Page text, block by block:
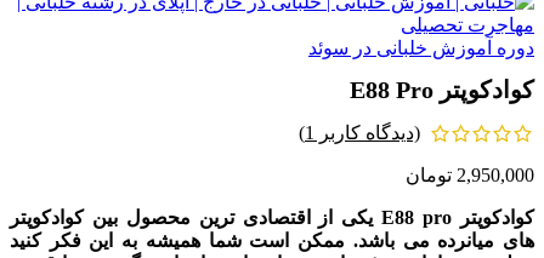
دوره آموزش خلبانی در سوئد
کوادکوپتر E88 Pro
(دیدگاه کاربر 1
)
2,950,000 تومان
کوادکوپتر E88 pro یکی از اقتصادی ترین محصول بین کوادکوپتر
های میانرده می باشد. ممکن است شما همیشه به این فکر کنید